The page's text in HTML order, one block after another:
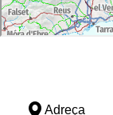
Adreça